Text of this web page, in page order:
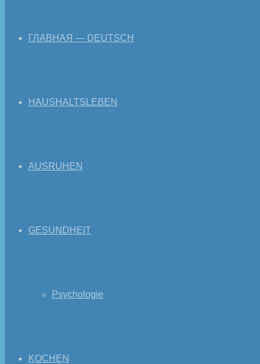
ГЛАВНАЯ — DEUTSCH
HAUSHALTSLEBEN
AUSRUHEN
GESUNDHEIT
Psychologie
KOCHEN